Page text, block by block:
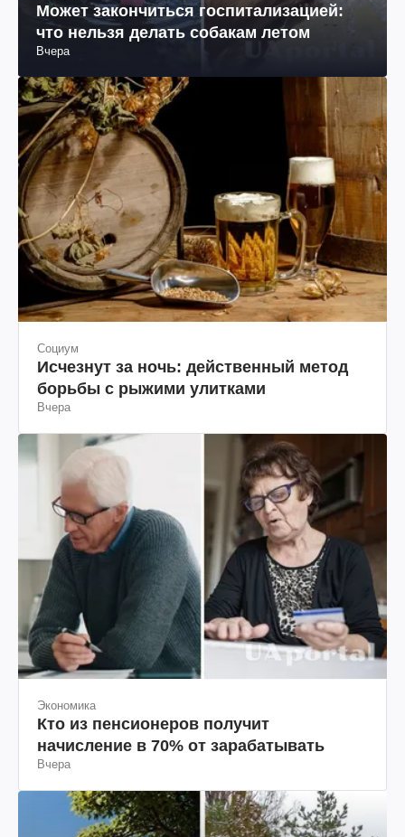
Может закончиться госпитализацией:
что нельзя делать собакам летом
Вчера
Социум
Исчезнут за ночь: действенный метод
борьбы с рыжими улитками
Вчера
Экономика
Кто из пенсионеров получит
начисление в 70% от зарабатывать
Вчера